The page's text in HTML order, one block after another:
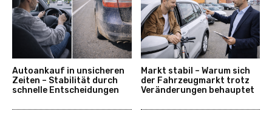
Autoankauf in unsicheren
Zeiten – Stabilität durch
schnelle Entscheidungen
Markt stabil – Warum sich
der Fahrzeugmarkt trotz
Veränderungen behauptet